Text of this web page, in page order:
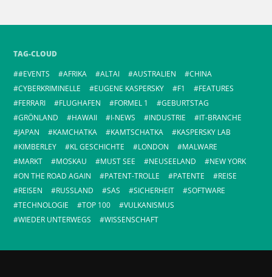
TAG-CLOUD
#EVENTS
AFRIKA ALTAI AUSTRALIEN
CHINA
CYBERKRIMINELLE
EUGENE KASPERSKY F1
FEATURES
FERRARI
FLUGHAFEN FORMEL 1
GEBURTSTAG
GRÖNLAND
HAWAII I-NEWS INDUSTRIE
IT-BRANCHE
JAPAN
KAMCHATKA KAMTSCHATKA
KASPERSKY LAB
KIMBERLEY
KL GESCHICHTE LONDON
MALWARE
MARKT
MOSKAU MUST SEE NEUSEELAND
NEW YORK
ON THE ROAD AGAIN
PATENT-TROLLE PATENTE
REISE
REISEN
RUSSLAND SAS SICHERHEIT
SOFTWARE
TECHNOLOGIE
TOP 100
VULKANISMUS
WIEDER UNTERWEGS
WISSENSCHAFT